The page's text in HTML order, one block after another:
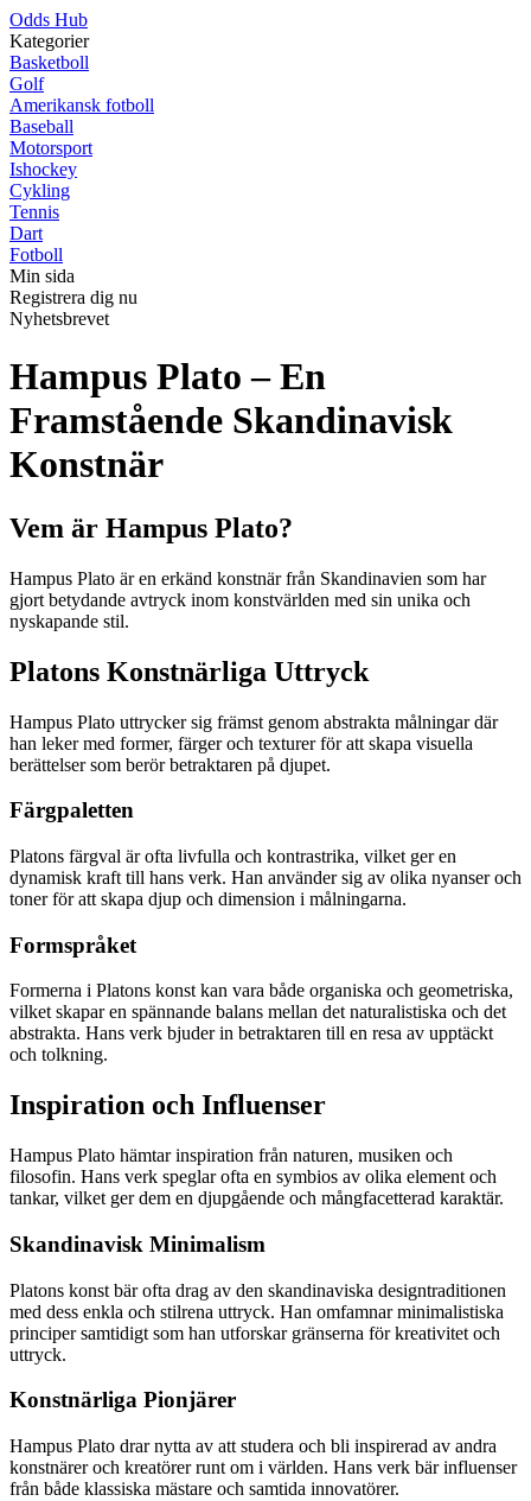
Odds Hub
Kategorier
Basketboll
Golf
Amerikansk fotboll
Baseball
Motorsport
Ishockey
Cykling
Tennis
Dart
Fotboll
Min sida
Registrera dig nu
Nyhetsbrevet
Hampus Plato – En
Framstående Skandinavisk
Konstnär
Vem är Hampus Plato?
Hampus Plato är en erkänd konstnär från Skandinavien som har
gjort betydande avtryck inom konstvärlden med sin unika och
nyskapande stil.
Platons Konstnärliga Uttryck
Hampus Plato uttrycker sig främst genom abstrakta målningar där
han leker med former, färger och texturer för att skapa visuella
berättelser som berör betraktaren på djupet.
Färgpaletten
Platons färgval är ofta livfulla och kontrastrika, vilket ger en
dynamisk kraft till hans verk. Han använder sig av olika nyanser och
toner för att skapa djup och dimension i målningarna.
Formspråket
Formerna i Platons konst kan vara både organiska och geometriska,
vilket skapar en spännande balans mellan det naturalistiska och det
abstrakta. Hans verk bjuder in betraktaren till en resa av upptäckt
och tolkning.
Inspiration och Influenser
Hampus Plato hämtar inspiration från naturen, musiken och
filosofin. Hans verk speglar ofta en symbios av olika element och
tankar, vilket ger dem en djupgående och mångfacetterad karaktär.
Skandinavisk Minimalism
Platons konst bär ofta drag av den skandinaviska designtraditionen
med dess enkla och stilrena uttryck. Han omfamnar minimalistiska
principer samtidigt som han utforskar gränserna för kreativitet och
uttryck.
Konstnärliga Pionjärer
Hampus Plato drar nytta av att studera och bli inspirerad av andra
konstnärer och kreatörer runt om i världen. Hans verk bär influenser
från både klassiska mästare och samtida innovatörer.